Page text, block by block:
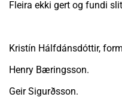
Fleira ekki gert og fundi
Kristín Hálfdánsdóttir,
Henry
Geir Sigurðsson.